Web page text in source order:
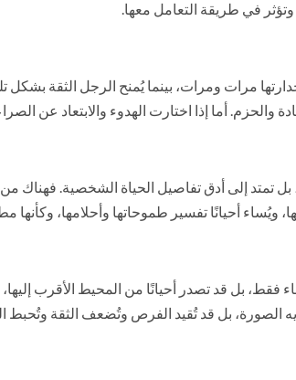
في طريقة التعامل معها.
مرات ومرات، بينما يُمنح الرجل الثقة
والحزم. أما إذا اختارت الهدوء والابتعاد عن
بل تمتد إلى أدق تفاصيل الحياة الشخصية.
ويُساء أحيانًا تفسير طموحاتها وأحلامها،
بل قد تصدر أحيانًا من المحيط الأقرب
بل قد تُقيد الفرص وتُضعف الثقة وتُحبط